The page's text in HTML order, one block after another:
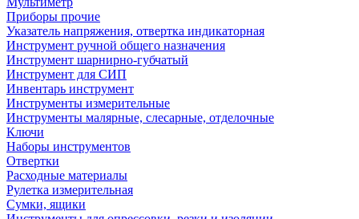
Приборы прочие
Указатель напряжения, отвертка индикаторная
Инструмент ручной общего назначения
Инструмент шарнирно-губчатый
Инструмент для СИП
Инвентарь инструмент
Инструменты измерительные
Инструменты малярные, слесарные, отделочные
Ключи
Наборы инструментов
Отвертки
Расходные материалы
Рулетка измерительная
Сумки, ящики